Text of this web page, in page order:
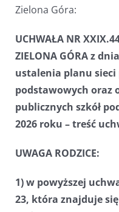
Zielona Góra:
UCHWAŁA NR
ZIELONA GÓRA z
ustalenia planu sieci
podstawowych oraz
publicznych szkół
2026 roku – treść
UWAGA RODZICE:
1) w powyższej
23, która znajduje